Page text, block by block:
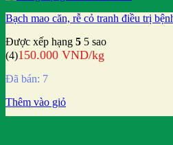
Bạch mao căn, rễ cỏ tranh điều trị
Được xếp hạng 5 5 sao
(4)150.000 VND/kg
Đã bán: 7
Thêm vào giỏ